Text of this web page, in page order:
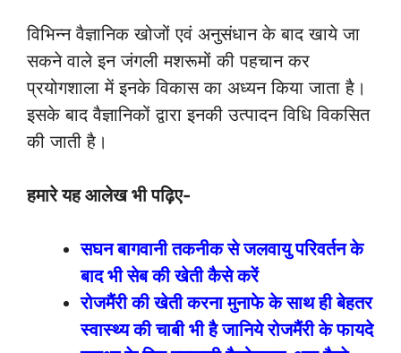
विभिन्न वैज्ञानिक खोजों एवं अनुसंधान के बाद खाये जा
सकने वाले इन जंगली मशरूमों की पहचान कर
प्रयोगशाला में इनके विकास का अध्यन किया जाता है।
इसके बाद वैज्ञानिकों द्वारा इनकी उत्पादन विधि विकसित
की जाती है।
हमारे यह आलेख भी पढ़िए-
सघन बागवानी तकनीक से जलवायु परिवर्तन के
बाद भी सेब की खेती कैसे करें
रोजमैंरी की खेती करना मुनाफे के साथ ही बेहतर
स्वास्थ्य की चाबी भी है जानिये रोजमैंरी के फायदे